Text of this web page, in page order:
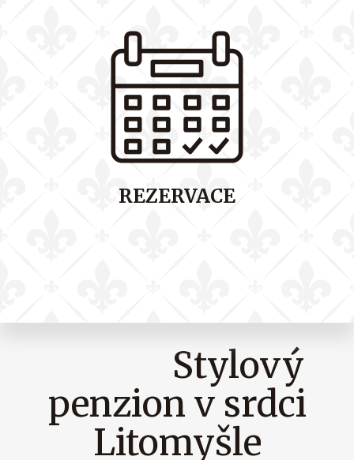
REZERVACE
Stylový
penzion v srdci
Litomyšle